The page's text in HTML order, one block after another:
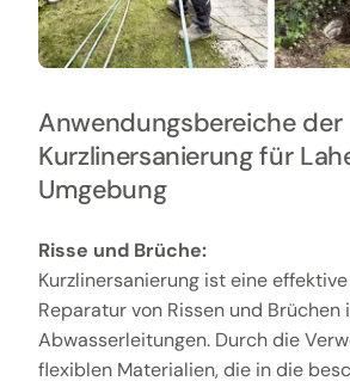
Anwendungsbereiche der
Kurzlinersanierung für
Umgebung
Risse und Brüche:
Kurzlinersanierung ist eine
Reparatur von Rissen und Brüchen
Abwasserleitungen. Durch die
flexiblen Materialien, die in die